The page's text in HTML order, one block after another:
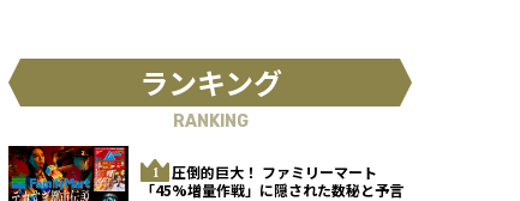
ランキング
RANKING
圧倒的巨大！ ファミリーマート
「45%増量作戦」に隠された数秘と予言